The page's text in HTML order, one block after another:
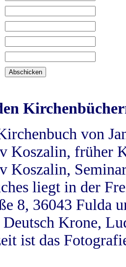
von
Koszalin, früher
Koszalin,
liegt in der
8, 36043 Fulda
Krone,
ist das